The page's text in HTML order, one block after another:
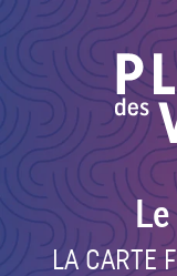
LA CARTE